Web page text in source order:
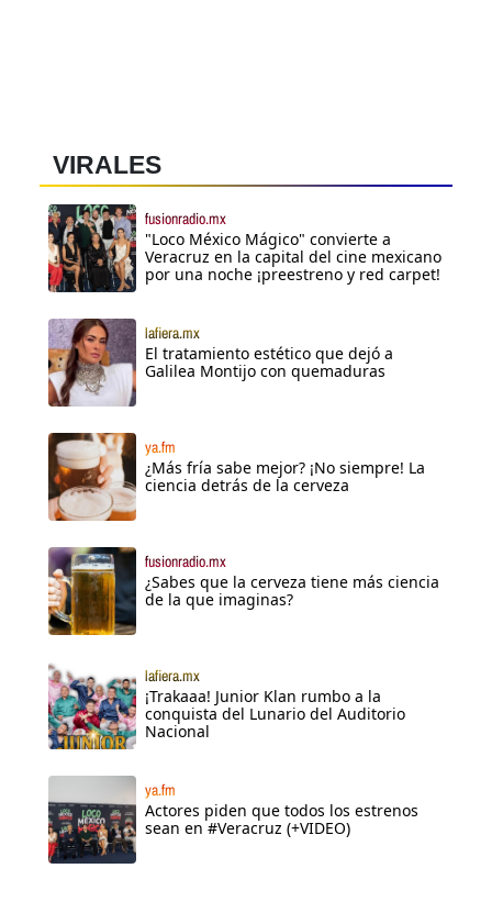
VIRALES
fusionradio.mx
"Loco México Mágico" convierte a
Veracruz en la capital del cine mexicano
por una noche ¡preestreno y red carpet!
lafiera.mx
El tratamiento estético que dejó a
Galilea Montijo con quemaduras
ya.fm
¿Más fría sabe mejor? ¡No siempre! La
ciencia detrás de la cerveza
fusionradio.mx
¿Sabes que la cerveza tiene más ciencia
de la que imaginas?
lafiera.mx
¡Trakaaa! Junior Klan rumbo a la
conquista del Lunario del Auditorio
Nacional
ya.fm
Actores piden que todos los estrenos
sean en #Veracruz (+VIDEO)